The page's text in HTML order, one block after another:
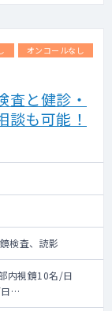
オンコールなし
査と健診・
談も可能！
検査、読影
内視鏡10名/日
査・健診後診察・